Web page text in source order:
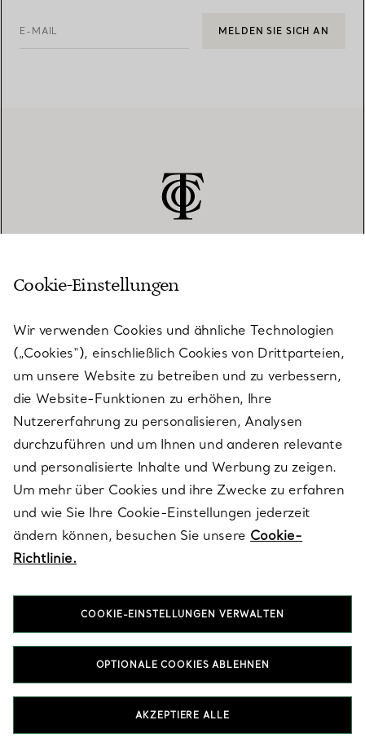
E-MAIL MELDEN SIE SICH AN
KUNDENSERVICE
SERVICES
ÜBER TIFFANY & CO.
RECHTLICHE HINWEISE
FOLGEN SIE UNS
T&Co. 2026
Cookie-Einstellungen
Wir verwenden Cookies und ähnliche Technologien
(„Cookies“), einschließlich Cookies von Drittparteien,
um unsere Website zu betreiben und zu verbessern,
die Website-Funktionen zu erhöhen, Ihre
Nutzererfahrung zu personalisieren, Analysen
durchzuführen und um Ihnen und anderen relevante
und personalisierte Inhalte und Werbung zu zeigen.
Um mehr über Cookies und ihre Zwecke zu erfahren
und wie Sie Ihre Cookie-Einstellungen jederzeit
ändern können, besuchen Sie unsere Cookie-
Richtlinie.
COOKIE-EINSTELLUNGEN VERWALTEN
OPTIONALE COOKIES ABLEHNEN
AKZEPTIERE ALLE